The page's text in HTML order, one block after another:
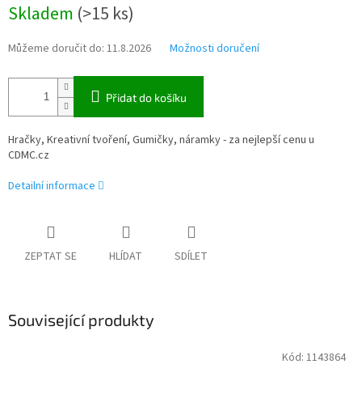
cena:
Skladem (>15 ks)
Můžeme doručit do: 11.8.2026 Možnosti doručení
Přidat do košíku
Hračky, Kreativní tvoření, Gumičky, náramky - za nejlepší cenu u
CDMC.cz
Detailní informace
ZEPTAT SE HLÍDAT SDÍLET
Související produkty
Kód: 1143864